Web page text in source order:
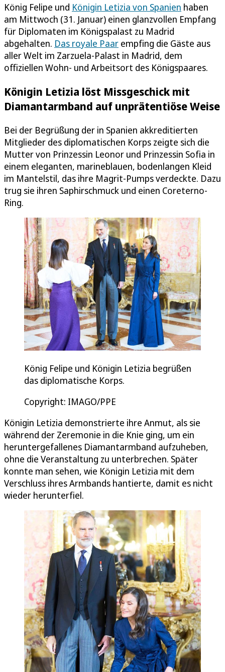
König Felipe und Königin Letizia von Spanien haben
am Mittwoch (31. Januar) einen glanzvollen Empfang
für Diplomaten im Königspalast zu Madrid
abgehalten. Das royale Paar empfing die Gäste aus
aller Welt im Zarzuela-Palast in Madrid, dem
offiziellen Wohn- und Arbeitsort des Königspaares.
Königin Letizia löst Missgeschick mit
Diamantarmband auf unprätentiöse Weise
Bei der Begrüßung der in Spanien akkreditierten
Mitglieder des diplomatischen Korps zeigte sich die
Mutter von Prinzessin Leonor und Prinzessin Sofia in
einem eleganten, marineblauen, bodenlangen Kleid
im Mantelstil, das ihre Magrit-Pumps verdeckte. Dazu
trug sie ihren Saphirschmuck und einen Coreterno-
Ring.
König Felipe und Königin Letizia begrüßen
das diplomatische Korps.
Copyright: IMAGO/PPE
Königin Letizia demonstrierte ihre Anmut, als sie
während der Zeremonie in die Knie ging, um ein
heruntergefallenes Diamantarmband aufzuheben,
ohne die Veranstaltung zu unterbrechen. Später
konnte man sehen, wie Königin Letizia mit dem
Verschluss ihres Armbands hantierte, damit es nicht
wieder herunterfiel.